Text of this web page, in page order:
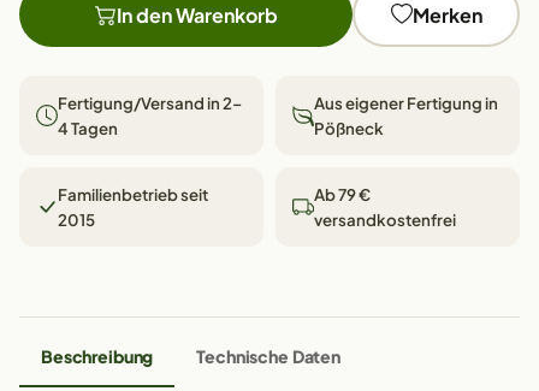
In den Warenkorb Merken
Fertigung/Versand in 2–
4 Tagen
Aus eigener Fertigung in
Pößneck
Familienbetrieb seit
2015
Ab 79 €
versandkostenfrei
Beschreibung Technische Daten